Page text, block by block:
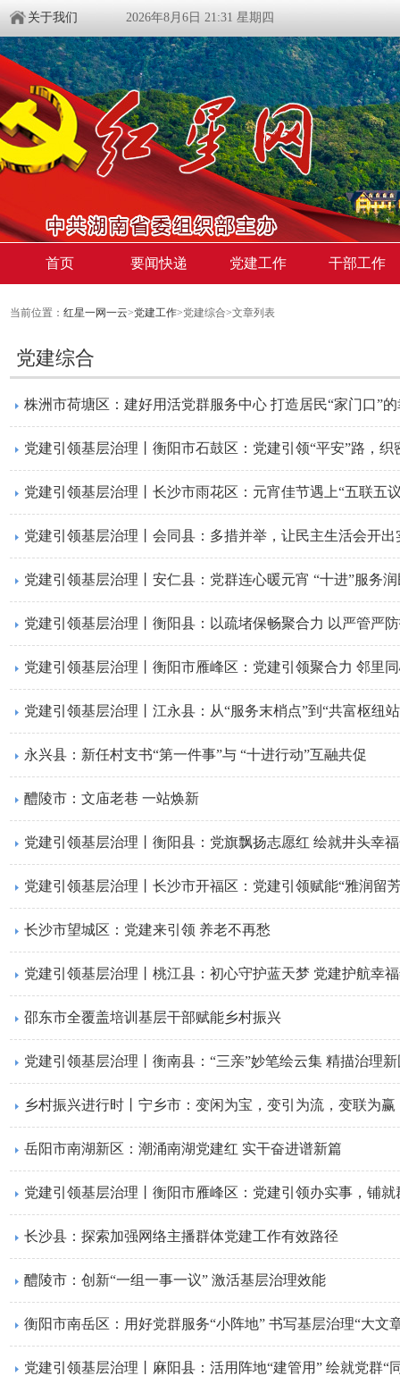
关于我们 2026年8月6日 21:31 星期四
首页 要闻快递 党建工作 干部工作
当前位置： 红星一网一云>党建工作>党建综合>文章列表
党建综合
株洲市荷塘区：建好用活党群服务中心 打造居民“家门口”
党建引领基层治理丨衡阳市石鼓区：党建引领“平安”路，织
党建引领基层治理丨长沙市雨花区：元宵佳节遇上“五联五
党建引领基层治理丨会同县：多措并举，让民主生活会开出
党建引领基层治理丨安仁县：党群连心暖元宵 “十进”服务
党建引领基层治理丨衡阳县：以疏堵保畅聚合力 以严管严
党建引领基层治理丨衡阳市雁峰区：党建引领聚合力 邻里
党建引领基层治理丨江永县：从“服务末梢点”到“共富枢纽
永兴县：新任村支书“第一件事”与 “十进行动”互融共促
醴陵市：文庙老巷 一站焕新
党建引领基层治理丨衡阳县：党旗飘扬志愿红 绘就井头幸
长沙市望城区：党建来引领 养老不再愁
党建引领基层治理丨桃江县：初心守护蓝天梦 党建护航幸
邵东市全覆盖培训基层干部赋能乡村振兴
党建引领基层治理丨衡南县：“三亲”妙笔绘云集 精描治理
乡村振兴进行时丨宁乡市：变闲为宝，变引为流，变联为赢
岳阳市南湖新区：潮涌南湖党建红 实干奋进谱新篇
党建引领基层治理丨衡阳市雁峰区：党建引领办实事，铺就
长沙县：探索加强网络主播群体党建工作有效路径
醴陵市：创新“一组一事一议” 激活基层治理效能
衡阳市南岳区：用好党群服务“小阵地” 书写基层治理“大文
党建引领基层治理丨麻阳县：活用阵地“建管用” 绘就党群“